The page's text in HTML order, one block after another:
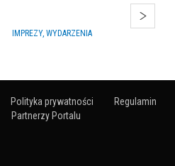
ARTYKUŁY NA IMPREZY
Polityka prywatności
Regulamin
Partnerzy Portalu